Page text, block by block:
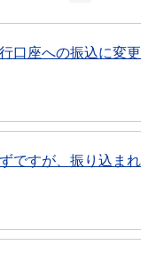
口座への振込に変
ですが、振り込ま